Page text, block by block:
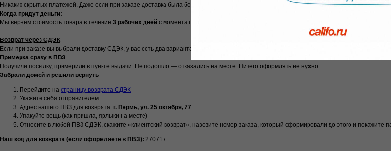
Никаких скрытых платежей. Даже если при заказе доставка была бесплатной — мы ничего не удерживаем.
Когда придут деньги:
Мы вернём стоимость товара в течение 3 рабочих дней с момента получения посылки на нашем складе.
Возврат через СДЭК
Если при заказе вы выбрали доставку СДЭК, у вас есть два варианта:
Примерка сразу в ПВЗ
Получили посылку, примерили в пункте выдачи. Не подошло — отказались на месте. Ничего оформлять не нужно.
Забрали домой и решили вернуть
Перейдите на страницу возврата СДЭК
Укажите себя отправителем
Адрес нашего ПВЗ для возврата: г. Пермь, ул. 25 октября, 77
Упакуйте вещь (как пришла, ярлыки на месте)
Отнесите в любой ПВЗ СДЭК, скажите «клиентский возврат», назовите номер заказа, который сформировали до этого и покажите
Наш код для возврата (если оформляете в ПВЗ): 270717